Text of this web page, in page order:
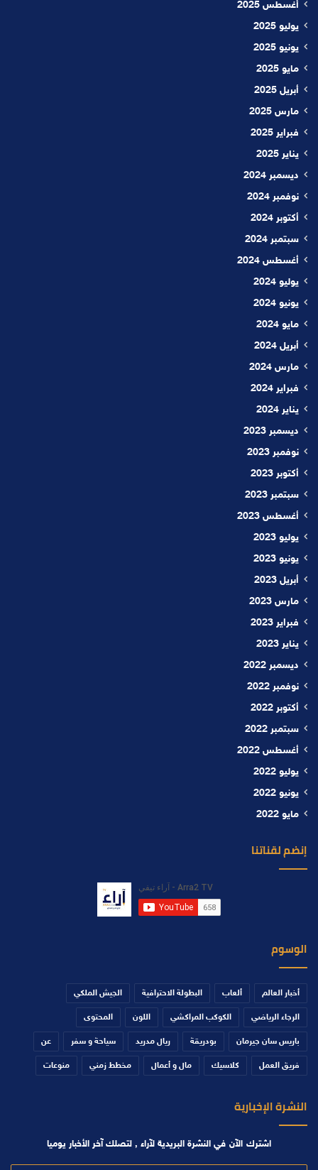
أغسطس 2025
يوليو 2025
يونيو 2025
مايو 2025
أبريل 2025
مارس 2025
فبراير 2025
يناير 2025
ديسمبر 2024
نوفمبر 2024
أكتوبر 2024
سبتمبر 2024
أغسطس 2024
يوليو 2024
يونيو 2024
مايو 2024
أبريل 2024
مارس 2024
فبراير 2024
يناير 2024
ديسمبر 2023
نوفمبر 2023
أكتوبر 2023
سبتمبر 2023
أغسطس 2023
يوليو 2023
يونيو 2023
أبريل 2023
مارس 2023
فبراير 2023
يناير 2023
ديسمبر 2022
نوفمبر 2022
أكتوبر 2022
سبتمبر 2022
أغسطس 2022
يوليو 2022
يونيو 2022
مايو 2022
إنضم لقناتنا
الوسوم
أخبار العالم ألعاب البطولة الاحترافية الجيش الملكي
الرجاء الرياضي الكوكب المراكشي اللون المحتوى
باريس سان جيرمان بودريقة ريال مدريد سياحة و سفر عن
فريق العمل كلاسيك مال و أعمال مخطط زمني منوعات
النشرة الإخبارية
اشترك الآن في النشرة البريدية لآراء , لتصلك آخر الأخبار يوميا